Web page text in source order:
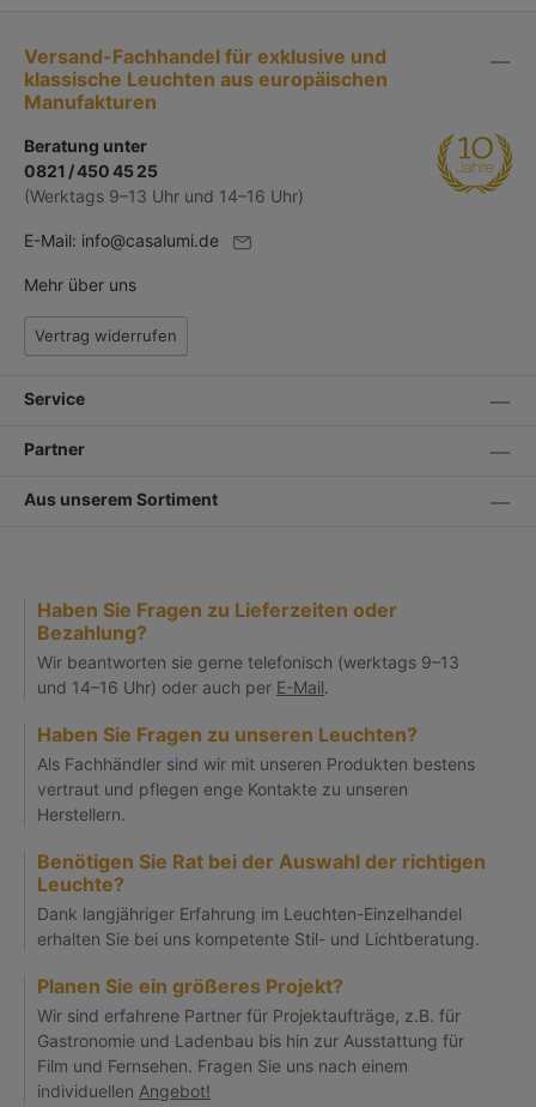
Versand-Fachhandel für exklusive und
klassische Leuchten aus europäischen
Manufakturen
Beratung unter
0821 / 450 45 25
(Werktags 9–13 Uhr und 14–16 Uhr)
E-Mail: info@casalumi.de
Mehr über uns
Vertrag widerrufen
Service
Partner
Aus unserem Sortiment
Haben Sie Fragen zu Lieferzeiten oder
Bezahlung?
Wir beantworten sie gerne telefonisch (werktags 9–13
und 14–16 Uhr) oder auch per E-Mail.
Haben Sie Fragen zu unseren Leuchten?
Als Fachhändler sind wir mit unseren Produkten bestens
vertraut und pflegen enge Kontakte zu unseren
Herstellern.
Benötigen Sie Rat bei der Auswahl der richtigen
Leuchte?
Dank langjähriger Erfahrung im Leuchten-Einzelhandel
erhalten Sie bei uns kompetente Stil- und Lichtberatung.
Planen Sie ein größeres Projekt?
Wir sind erfahrene Partner für Projektaufträge, z.B. für
Gastronomie und Ladenbau bis hin zur Ausstattung für
Film und Fernsehen. Fragen Sie uns nach einem
individuellen Angebot!